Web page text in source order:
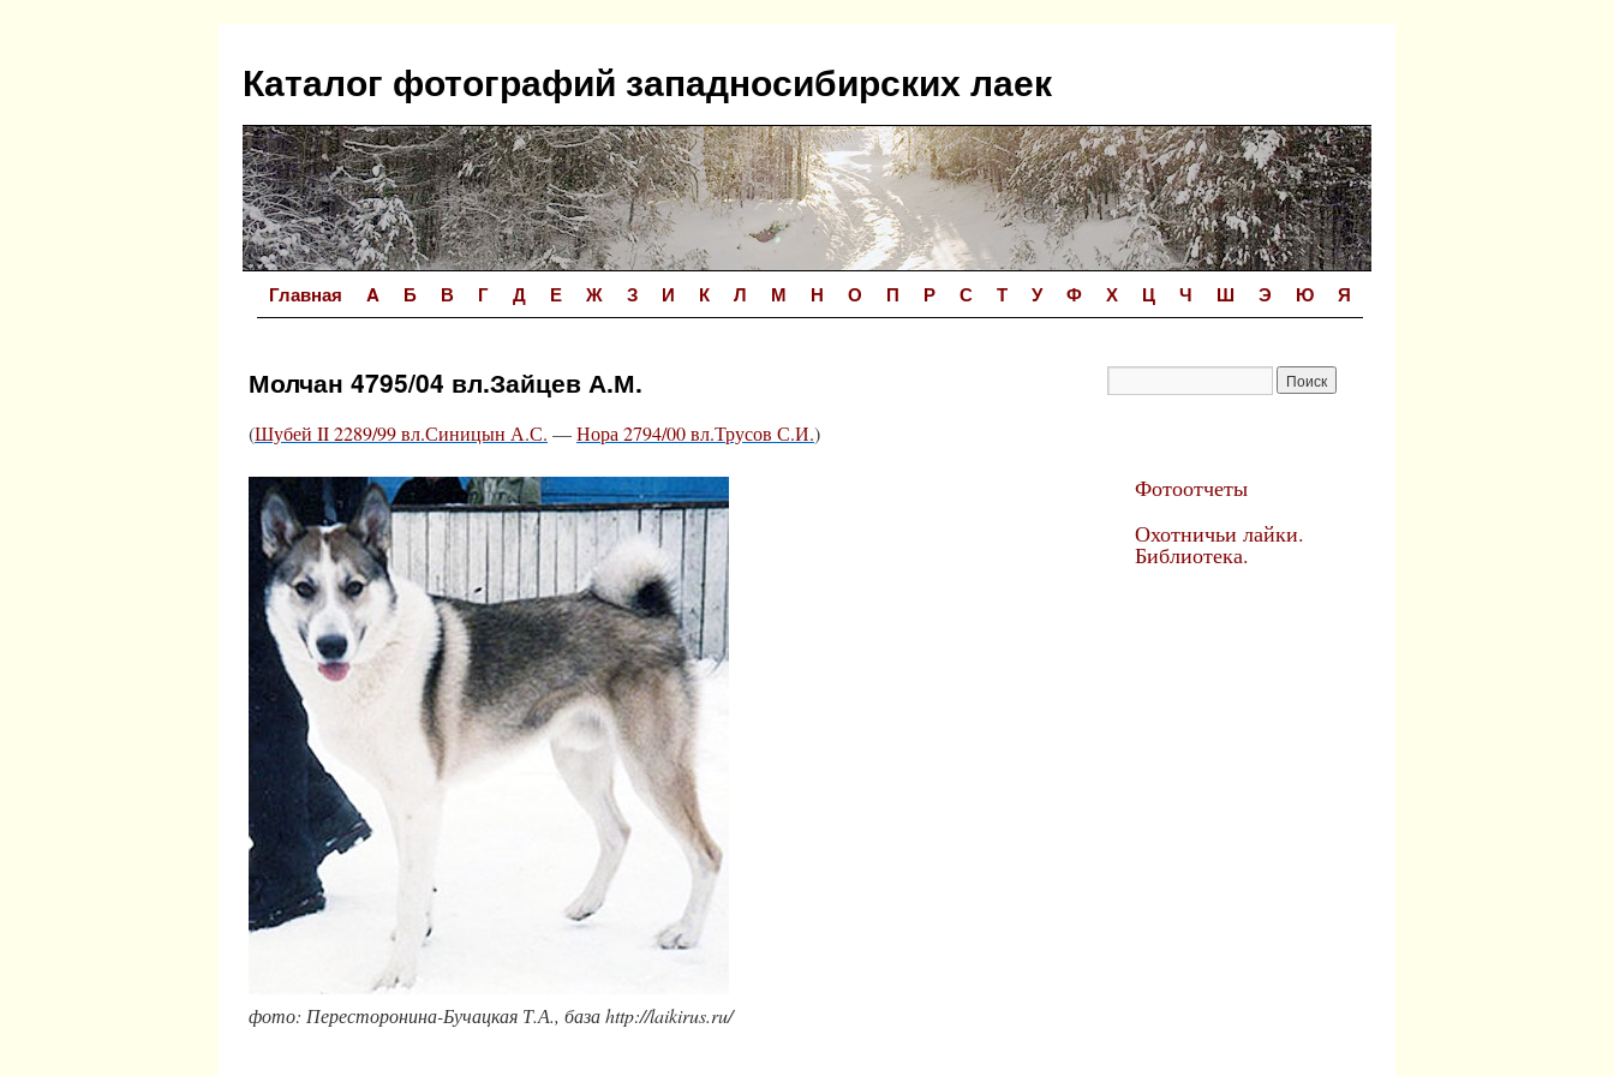
содержимому
Каталог фотографий западносибирских лаек
Главная A Б В Г Д Е Ж З И К Л М Н О П Р С Т У Ф Х Ц Ч Ш Э Ю Я
Молчан 4795/04 вл.Зайцев А.М.
(Шубей II 2289/99 вл.Синицын А.С. —Нора 2794/00 вл.Трусов С.И.)
фото: Пересторонина-Бучацкая Т.А., база http://laikirus.ru/
Фотоотчеты
Охотничьи лайки.
Библиотека.